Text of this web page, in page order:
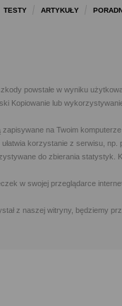
TESTY ARTYKUŁY
powstałe w wyniku
Kopiowanie lub
na Twoim
korzystanie z serwisu,
do zbierania statystyk.
w swojej przeglądarce
z naszej witryny, będziemy